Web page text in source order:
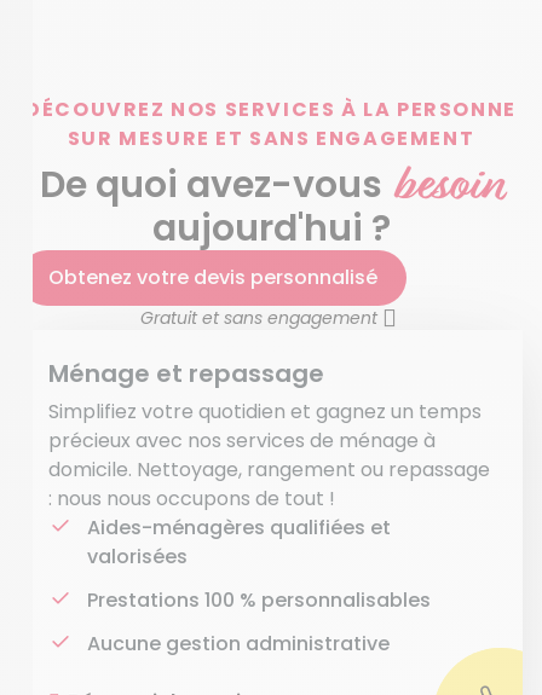
DÉCOUVREZ NOS SERVICES À LA PERSONNE
SUR MESURE ET SANS ENGAGEMENT
De quoi avez-vous besoin
aujourd'hui ?
Obtenez votre devis personnalisé
Gratuit et sans engagement
Ménage et repassage
Simplifiez votre quotidien et gagnez un temps
précieux avec nos services de ménage à
domicile. Nettoyage, rangement ou repassage
: nous nous occupons de tout !
Aides-ménagères qualifiées et
valorisées
Prestations 100 % personnalisables
Aucune gestion administrative